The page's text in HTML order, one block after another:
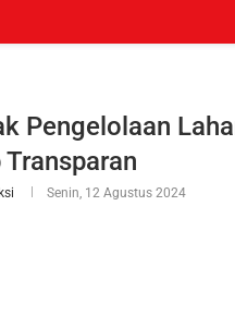
Pengelolaan
Senin, 12 Agustus 2024